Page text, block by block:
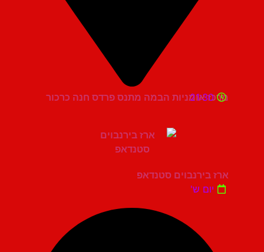
מרכז אומניות הבמה מתנס פרדס חנה כרכור
21:30
ארז בירנבוים סטנדאפ
יום ש'